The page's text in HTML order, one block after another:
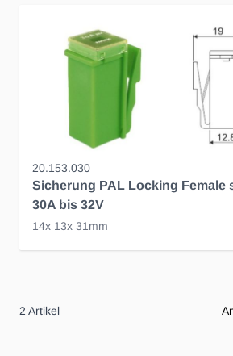
20.153.030
Sicherung PAL Locking Female
30A bis 32V
14x 13x 31mm
2 Artikel